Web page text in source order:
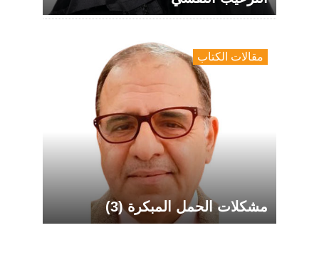
مقالات الكتاب
مشكلات الحمل المبكرة (3)